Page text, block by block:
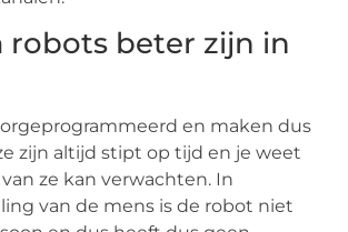
robots beter zijn in
en maken dus
zijn altijd stipt op tijd en je weet
ze kan verwachten. In
van de mens is de robot niet